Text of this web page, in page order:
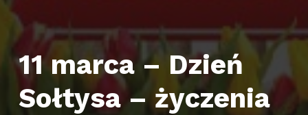
11 marca – Dzień
Sołtysa – życzenia